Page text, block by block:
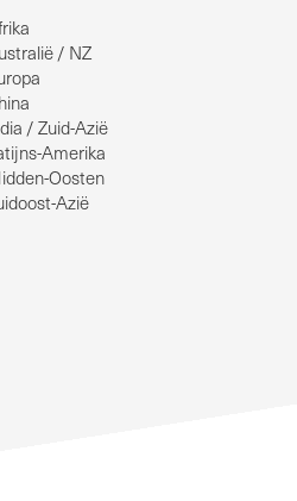
/ NZ
/ Zuid-Azië
Amerika
Oosten
Azië